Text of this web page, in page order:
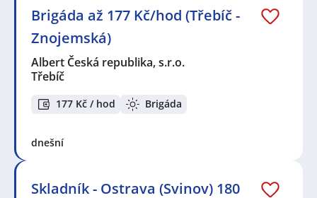
Brigáda až 177 Kč/hod (Třebíč -
Znojemská)
Albert Česká republika, s.r.o.
Třebíč
177 Kč / hod Brigáda
dnešní
Skladník - Ostrava (Svinov) 180